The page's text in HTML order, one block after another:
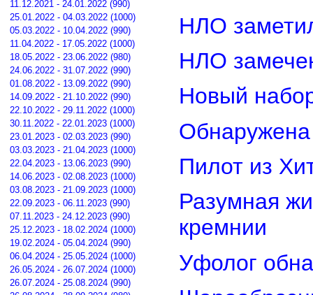
11.12.2021 - 24.01.2022 (990)
25.01.2022 - 04.03.2022 (1000)
05.03.2022 - 10.04.2022 (990)
11.04.2022 - 17.05.2022 (1000)
18.05.2022 - 23.06.2022 (980)
24.06.2022 - 31.07.2022 (990)
01.08.2022 - 13.09.2022 (990)
14.09.2022 - 21.10.2022 (990)
22.10.2022 - 29.11.2022 (1000)
30.11.2022 - 22.01.2023 (1000)
23.01.2023 - 02.03.2023 (990)
03.03.2023 - 21.04.2023 (1000)
22.04.2023 - 13.06.2023 (990)
14.06.2023 - 02.08.2023 (1000)
03.08.2023 - 21.09.2023 (1000)
22.09.2023 - 06.11.2023 (990)
07.11.2023 - 24.12.2023 (990)
25.12.2023 - 18.02.2024 (1000)
19.02.2024 - 05.04.2024 (990)
06.04.2024 - 25.05.2024 (1000)
26.05.2024 - 26.07.2024 (1000)
26.07.2024 - 25.08.2024 (990)
НЛО
НЛО
Новый
Обнаружена
Пилот из
Разумная
кремнии
Уфолог